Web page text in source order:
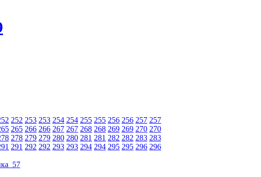
252 253 253 254 254 255 255 256 256 257 257
265 266 266 267 267 268 268 269 269 270 270
278 279 279 280 280 281 281 282 282 283 283
291 292 292 293 293 294 294 295 295 296 296